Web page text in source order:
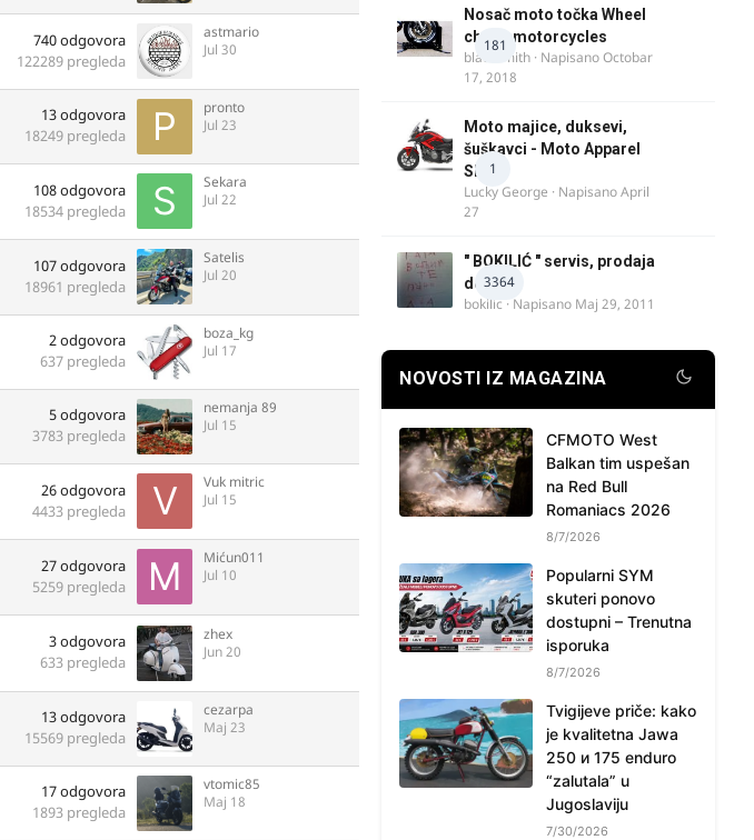
740odgovora
122289 pregleda
astmario
Jul 30
13odgovora
18249 pregleda
pronto
Jul 23
108odgovora
18534 pregleda
Sekara
Jul 22
107odgovora
18961 pregleda
Satelis
Jul 20
2odgovora
637 pregleda
boza_kg
Jul 17
5odgovora
3783 pregleda
nemanja 89
Jul 15
26odgovora
4433 pregleda
Vuk mitric
Jul 15
27odgovora
5259 pregleda
Mićun011
Jul 10
3odgovora
633 pregleda
zhex
Jun 20
13odgovora
15569 pregleda
cezarpa
Maj 23
17odgovora
1893 pregleda
vtomic85
Maj 18
181
Nosač moto točka Wheel
chock motorcycles
blacksmith · NapisanoOctobar
17, 2018
1
Moto majice, duksevi,
šuškavci - Moto Apparel
SRB
Lucky George · NapisanoApril
27
3364
" BOKILIĆ " servis, prodaja
delova
bokilic · Napisano Maj 29, 2011
NOVOSTI IZ MAGAZINA
CFMOTO West
Balkan tim uspešan
na Red Bull
Romaniacs 2026
8/7/2026
Popularni SYM
skuteri ponovo
dostupni – Trenutna
isporuka
8/7/2026
Tvigijeve priče: kako
je kvalitetna Jawa
250 и 175 enduro
“zalutala” u
Jugoslaviju
7/30/2026